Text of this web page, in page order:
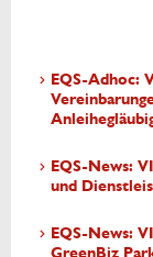
EQS-Adhoc:
EQS-News:
und
EQS-News: